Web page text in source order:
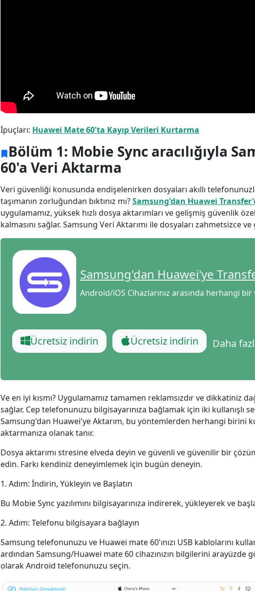
İpuçları: Huawei Mate 60'ta Kayıp Verileri Kurtarma
Bölüm 1: Mobie Sync aracılığıyla
60'a Veri Aktarma
Veri güvenliği konusunda endişelenirken dosyaları akıllı
taşımanın zorluğundan bıktınız mı?Samsung'dan Huawei
uygulamamız, yüksek hızlı dosya aktarımları ve gelişmiş güvenlik
kalmasını sağlar. Samsung Veri Aktarımı ile dosyaları zahmetsizce
Samsung'dan Huawei'ye
Android/iOS Cihazlarınız arasında herhangi bir
Ücretsiz indirin Ücretsiz indirin Daha
Ve en iyi kısmı? Uygulamamız tamamen reklamsızdır ve dikkatiniz
sağlar. Cep telefonunuzu bilgisayarınıza bağlamak için iki kullanışlı
Samsung'dan Huawei'ye Aktarım, bu yöntemlerden herhangi birini
aktarmanıza olanak tanır.
Dosya aktarımı stresine elveda deyin ve güvenli ve güvenilir bir
edin. Farkı kendiniz deneyimlemek için bugün deneyin.
1. Adım: İndirin, Yükleyin ve Başlatın
Bu Mobie Sync yazılımını bilgisayarınıza indirerek, yükleyerek ve
2. Adım: Telefonu bilgisayara bağlayın
Samsung telefonunuzu ve Huawei mate 60'ınızı USB kablolarını
ardından Samsung/Huawei mate 60 cihazınızın bilgilerini
olarak Android telefonunuzu seçin.
Dil Değiştirme
Nederlands Tiếng Việt
日本
Português Deutsche
Français
Norsk
Ελληνικά Türk
தமிழ் Bahasa Melayu
繁體中文